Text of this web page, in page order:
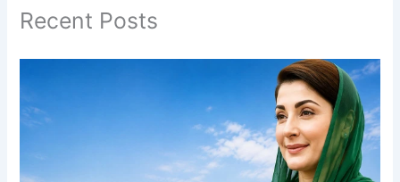
Recent Posts